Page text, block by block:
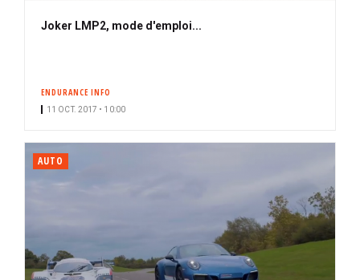
Joker LMP2, mode d'emploi...
ENDURANCE INFO
11 OCT. 2017 • 10:00
AUTO